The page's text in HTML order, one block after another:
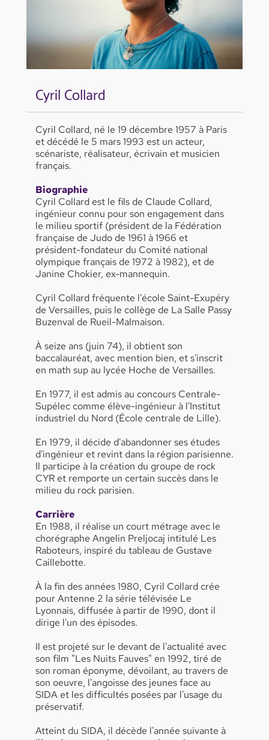
Cyril Collard
Cyril Collard, né le 19 décembre 1957 à Paris
et décédé le 5 mars 1993 est un acteur,
scénariste, réalisateur, écrivain et musicien
français.
Biographie
Cyril Collard est le fils de Claude Collard,
ingénieur connu pour son engagement dans
le milieu sportif (président de la Fédération
française de Judo de 1961 à 1966 et
président-fondateur du Comité national
olympique français de 1972 à 1982), et de
Janine Chokier, ex-mannequin.
Cyril Collard fréquente l'école Saint-Exupéry
de Versailles, puis le collège de La Salle Passy
Buzenval de Rueil-Malmaison.
À seize ans (juin 74), il obtient son
baccalauréat, avec mention bien, et s'inscrit
en math sup au lycée Hoche de Versailles.
En 1977, il est admis au concours Centrale-
Supélec comme élève-ingénieur à l'Institut
industriel du Nord (École centrale de Lille).
En 1979, il décide d'abandonner ses études
d'ingénieur et revint dans la région parisienne.
Il participe à la création du groupe de rock
CYR et remporte un certain succès dans le
milieu du rock parisien.
Carrière
En 1988, il réalise un court métrage avec le
chorégraphe Angelin Preljocaj intitulé Les
Raboteurs, inspiré du tableau de Gustave
Caillebotte.
À la fin des années 1980, Cyril Collard crée
pour Antenne 2 la série télévisée Le
Lyonnais, diffusée à partir de 1990, dont il
dirige l'un des épisodes.
Il est projeté sur le devant de l'actualité avec
son film "Les Nuits Fauves" en 1992, tiré de
son roman éponyme, dévoilant, au travers de
son oeuvre, l'angoisse des jeunes face au
SIDA et les difficultés posées par l'usage du
préservatif.
Atteint du SIDA, il décède l'année suivante à